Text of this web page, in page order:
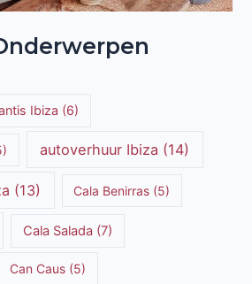
Ibiza (6)
autoverhuur Ibiza (14)
(13) Cala Benirras (5)
Cala Salada(7)
Can Caus (5)